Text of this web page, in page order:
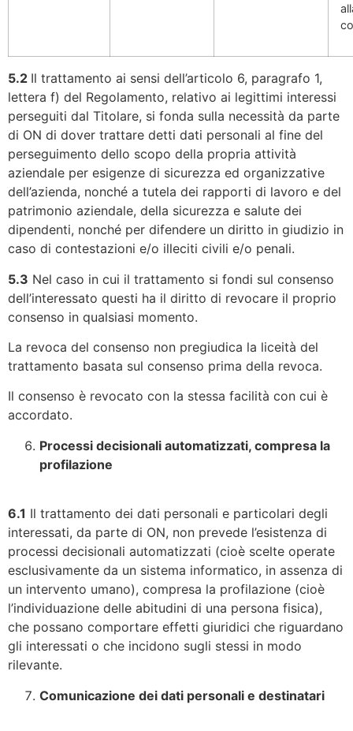
5.2 Il trattamento ai sensi dell’articolo 6, paragrafo 1,
lettera f) del Regolamento, relativo ai legittimi interessi
perseguiti dal Titolare, si fonda sulla necessità da parte
di ON di dover trattare detti dati personali al fine del
perseguimento dello scopo della propria attività
aziendale per esigenze di sicurezza ed organizzative
dell’azienda, nonché a tutela dei rapporti di lavoro e del
patrimonio aziendale, della sicurezza e salute dei
dipendenti, nonché per difendere un diritto in giudizio in
caso di contestazioni e/o illeciti civili e/o penali.
5.3 Nel caso in cui il trattamento si fondi sul consenso
dell’interessato questi ha il diritto di revocare il proprio
consenso in qualsiasi momento.
La revoca del consenso non pregiudica la liceità del
trattamento basata sul consenso prima della revoca.
Il consenso è revocato con la stessa facilità con cui è
accordato.
Processi decisionali automatizzati, compresa la
profilazione
6.1 Il trattamento dei dati personali e particolari degli
interessati, da parte di ON, non prevede l’esistenza di
processi decisionali automatizzati (cioè scelte operate
esclusivamente da un sistema informatico, in assenza di
un intervento umano), compresa la profilazione (cioè
l’individuazione delle abitudini di una persona fisica),
che possano comportare effetti giuridici che riguardano
gli interessati o che incidono sugli stessi in modo
rilevante.
Comunicazione dei dati personali e destinatari